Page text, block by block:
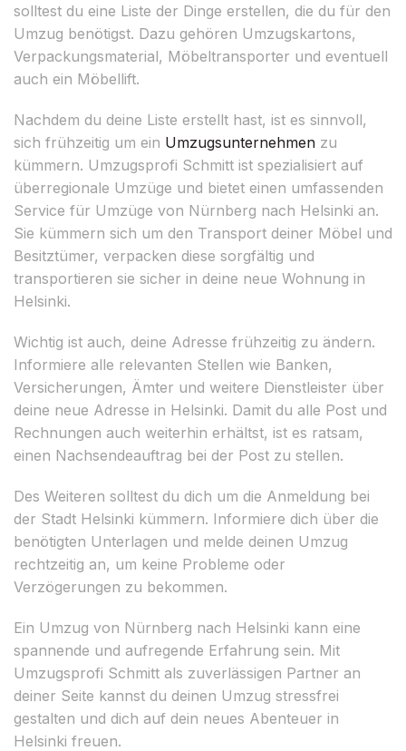
solltest du eine Liste der Dinge erstellen, die du für den
Umzug benötigst. Dazu gehören Umzugskartons,
Verpackungsmaterial, Möbeltransporter und eventuell
auch ein Möbellift.
Nachdem du deine Liste erstellt hast, ist es sinnvoll,
sich frühzeitig um ein Umzugsunternehmen zu
kümmern. Umzugsprofi Schmitt ist spezialisiert auf
überregionale Umzüge und bietet einen umfassenden
Service für Umzüge von Nürnberg nach Helsinki an.
Sie kümmern sich um den Transport deiner Möbel und
Besitztümer, verpacken diese sorgfältig und
transportieren sie sicher in deine neue Wohnung in
Helsinki.
Wichtig ist auch, deine Adresse frühzeitig zu ändern.
Informiere alle relevanten Stellen wie Banken,
Versicherungen, Ämter und weitere Dienstleister über
deine neue Adresse in Helsinki. Damit du alle Post und
Rechnungen auch weiterhin erhältst, ist es ratsam,
einen Nachsendeauftrag bei der Post zu stellen.
Des Weiteren solltest du dich um die Anmeldung bei
der Stadt Helsinki kümmern. Informiere dich über die
benötigten Unterlagen und melde deinen Umzug
rechtzeitig an, um keine Probleme oder
Verzögerungen zu bekommen.
Ein Umzug von Nürnberg nach Helsinki kann eine
spannende und aufregende Erfahrung sein. Mit
Umzugsprofi Schmitt als zuverlässigen Partner an
deiner Seite kannst du deinen Umzug stressfrei
gestalten und dich auf dein neues Abenteuer in
Helsinki freuen.